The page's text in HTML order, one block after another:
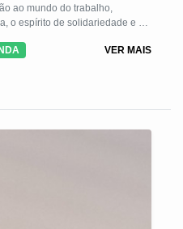
ao mundo do trabalho,
o espírito de solidariedade e a
VER MAIS